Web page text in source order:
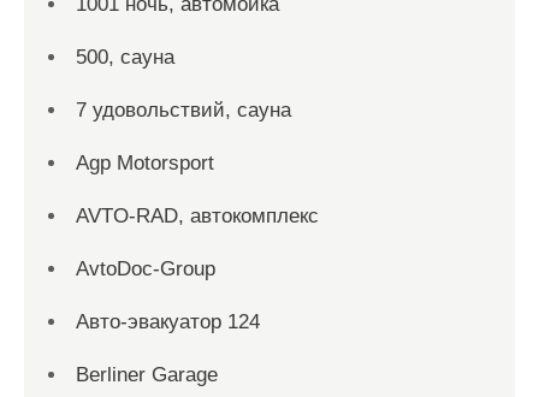
500, сауна
7 удовольствий, сауна
Agp Motorsport
AVTO-RAD, автокомплекс
AvtoDoc-Group
Aвто-эвакуатор 124
Berliner Garage